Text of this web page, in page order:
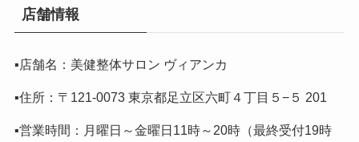
店舗情報
▪️店舗名：美健整体サロン ヴィアンカ
▪️住所：〒121-0073 東京都足立区六町４丁目５−５ 201
▪️営業時間：月曜日～金曜日11時～20時（最終受付19時